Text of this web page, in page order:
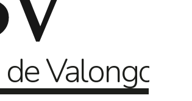
deValongo